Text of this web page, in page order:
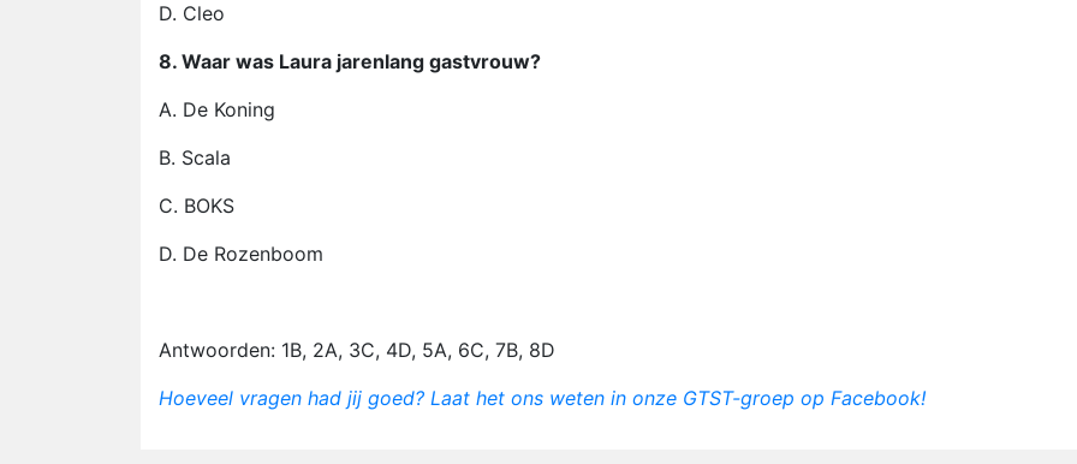
D. Cleo
8. Waar was Laura jarenlang gastvrouw?
A. De Koning
B. Scala
C. BOKS
D. De Rozenboom
Antwoorden: 1B, 2A, 3C, 4D, 5A, 6C, 7B, 8D
Hoeveel vragen had jij goed? Laat het ons weten in onze GTST-groep op Facebook!